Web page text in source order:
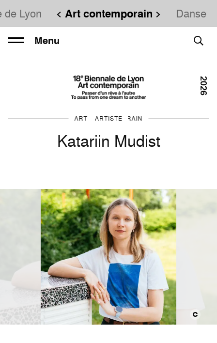
de Lyon Art contemporain Danse
Menu
ART CONTEMPORAIN
ARTISTE
Katariin Mudist
2026